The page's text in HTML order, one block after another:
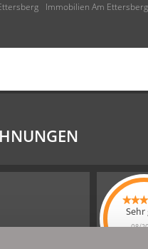
Immobilien Am Ettersberg
08/